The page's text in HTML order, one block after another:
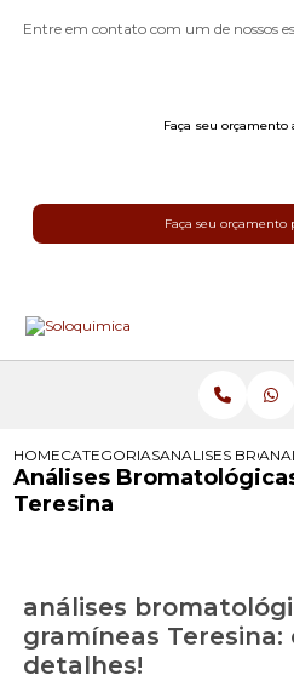
Entre em contato com um de nossos
Faça seu
Faça seu orçamento
HOMECATEGORIASANALISES
Análises
Teresina
análises
gramíneas Teresina:
detalhes!